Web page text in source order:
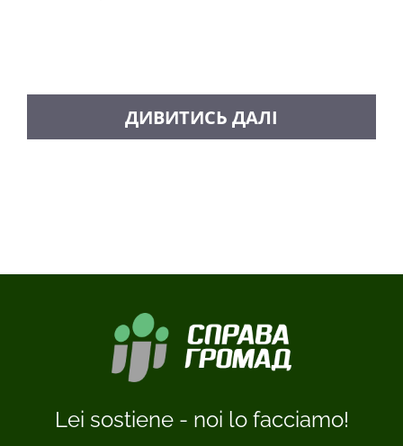
Lei sostiene - noi lo facciamo!